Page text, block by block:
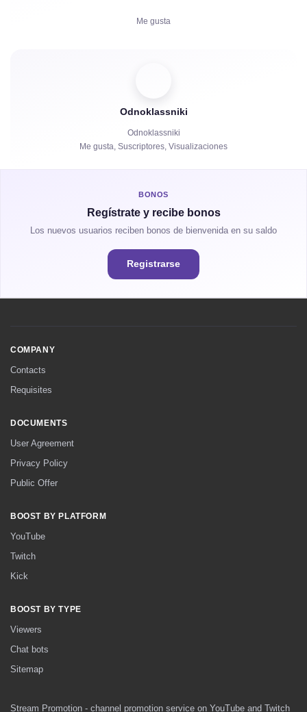
Me gusta
Compartidos
Horas de Visualización
Odnoklassniki
Odnoklassniki
Me gusta, Suscriptores, Visualizaciones
BONOS
Regístrate y recibe bonos
Los nuevos usuarios reciben bonos de bienvenida en su saldo
Registrarse
COMPANY
Contacts
Requisites
DOCUMENTS
User Agreement
Privacy Policy
Public Offer
BOOST BY PLATFORM
YouTube
Twitch
Kick
BOOST BY TYPE
Viewers
Chat bots
Sitemap
Stream Promotion - channel promotion service on YouTube and Twitch